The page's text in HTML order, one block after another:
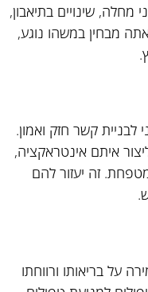
שינויים בתיאבון,
מבחין במשהו נוגע,
לבניית קשר חזק ואמון.
איתם אינטראקציה,
זה יעזור להם
על בריאותו ורווחתו